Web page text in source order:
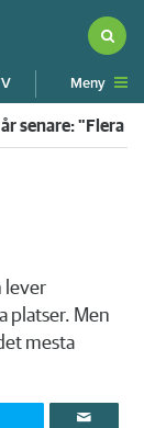
Meny
senare: "Flera
lever
platser. Men
mesta